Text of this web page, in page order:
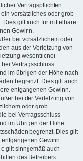
Vertragspflichten
vorsätzliches oder grob
Dies gilt auch für mittelbare
Gewinn.
bei vorsätzlichem oder
aus der Verletzung von
wesentlicher
Vertragsschluss
im übrigen der Höhe nach
begrenzt. Dies gilt auch
entgangenen Gewinn.
bei der Verletzung von
oder grob
bei Vertragsschluss
im Übrigen der Höhe
begrenzt. Dies gilt
Gewinn.
gilt sinngemäß auch
des Betreibers.